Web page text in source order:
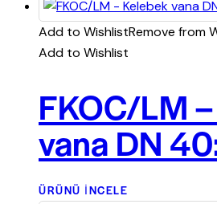
Add to WishlistRemove from
Add to Wishlist
FKOC/LM
vana DN
ÜRÜNÜ İNCELE